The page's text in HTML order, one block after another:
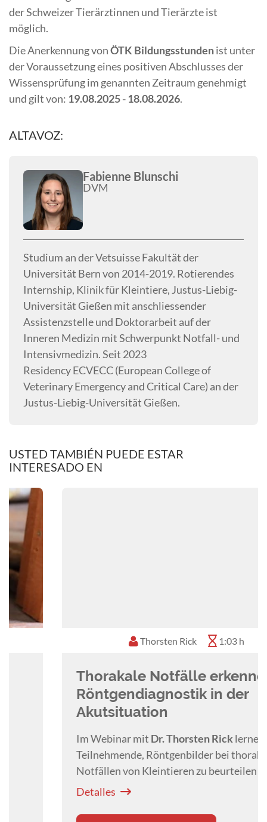
der Schweizer Tierärztinnen und Tierärzte ist
möglich.
Die Anerkennung vonÖTK Bildungsstundenist unter
der Voraussetzung eines positiven Abschlusses der
Wissensprüfung im genannten Zeitraum genehmigt
und gilt von: 19.08.2025 - 18.08.2026.
ALTAVOZ:
Fabienne Blunschi
DVM
Studium an der Vetsuisse Fakultät der
Universität Bern von 2014-2019. Rotierendes
Internship, Klinik für Kleintiere, Justus-Liebig-
Universität Gießen mit anschliessender
Assistenzstelle und Doktorarbeit auf der
Inneren Medizin mit Schwerpunkt Notfall- und
Intensivmedizin. Seit 2023
Residency ECVECC (European College of
Veterinary Emergency and Critical Care) an der
Justus-Liebig-Universität Gießen.
USTED TAMBIÉN PUEDE ESTAR
INTERESADO EN
Thorsten Rick 1:03 h
Thorakale Notfälle erkennen:
Röntgendiagnostik in der
Akutsituation
Im Webinar mitDr. Thorsten Ricklernen
Teilnehmende, Röntgenbilder bei thorakalen
Notfällen von Kleintieren zu beurteilen und
akute Veränderungen zu erkennen.